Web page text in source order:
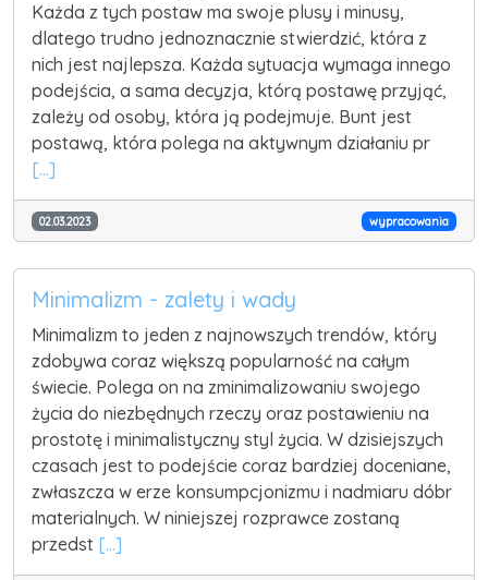
Każda z tych postaw ma swoje plusy i minusy,
dlatego trudno jednoznacznie stwierdzić, która z
nich jest najlepsza. Każda sytuacja wymaga innego
podejścia, a sama decyzja, którą postawę przyjąć,
zależy od osoby, która ją podejmuje. Bunt jest
postawą, która polega na aktywnym działaniu pr
[...]
02.03.2023 wypracowania
Minimalizm - zalety i wady
Minimalizm to jeden z najnowszych trendów, który
zdobywa coraz większą popularność na całym
świecie. Polega on na zminimalizowaniu swojego
życia do niezbędnych rzeczy oraz postawieniu na
prostotę i minimalistyczny styl życia. W dzisiejszych
czasach jest to podejście coraz bardziej doceniane,
zwłaszcza w erze konsumpcjonizmu i nadmiaru dóbr
materialnych. W niniejszej rozprawce zostaną
przedst [...]